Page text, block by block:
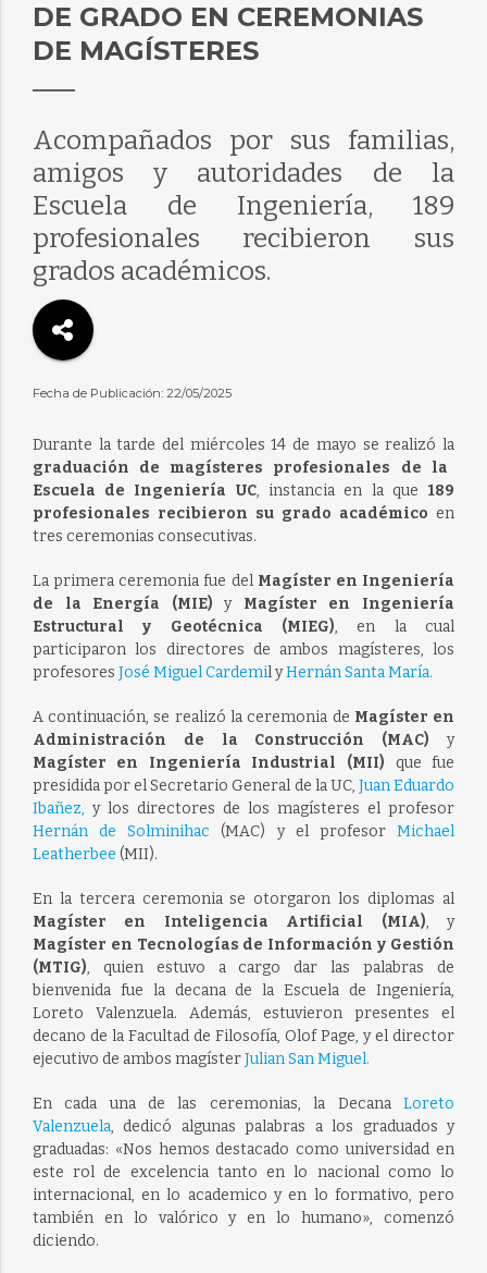
DE GRADO EN CEREMONIAS
DE MAGÍSTERES
Acompañados por sus familias,
amigos y autoridades de la
Escuela de Ingeniería, 189
profesionales recibieron sus
grados académicos.
Fecha de Publicación: 22/05/2025
Durante la tarde del miércoles 14 de mayo se realizó la
graduación de magísteres profesionales de la
Escuela de Ingeniería UC, instancia en la que 189
profesionales recibieron su grado académico en
tres ceremonias consecutivas.
La primera ceremonia fue del Magíster en Ingeniería
de la Energía (MIE) y Magíster en Ingeniería
Estructural y Geotécnica (MIEG), en la cual
participaron los directores de ambos magísteres, los
profesores José Miguel Cardemil yHernán Santa María.
A continuación, se realizó la ceremonia de Magíster en
Administración de la Construcción (MAC) y
Magíster en Ingeniería Industrial (MII) que fue
presidida por el Secretario General de la UC, Juan Eduardo
Ibañez, y los directores de los magísteres el profesor
Hernán de Solminihac (MAC) y el profesorMichael
Leatherbee (MII).
En la tercera ceremonia se otorgaron los diplomas al
Magíster en Inteligencia Artificial (MIA), y
Magíster en Tecnologías de Información y Gestión
(MTIG), quien estuvo a cargo dar las palabras de
bienvenida fue la decana de la Escuela de Ingeniería,
Loreto Valenzuela. Además, estuvieron presentes el
decano de la Facultad de Filosofía, Olof Page, y el director
ejecutivo de ambos magísterJulian San Miguel.
En cada una de las ceremonias, la DecanaLoreto
Valenzuela, dedicó algunas palabras a los graduados y
graduadas: «Nos hemos destacado como universidad en
este rol de excelencia tanto en lo nacional como lo
internacional, en lo academico y en lo formativo, pero
también en lo valórico y en lo humano», comenzó
diciendo.